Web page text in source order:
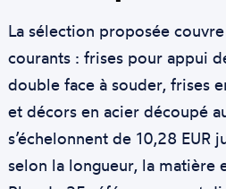
La sélection proposée
courants : frises pour appui
double face à souder, frises
et décors en acier découpé
s’échelonnent de 10,28 EUR
selon la longueur, la matière